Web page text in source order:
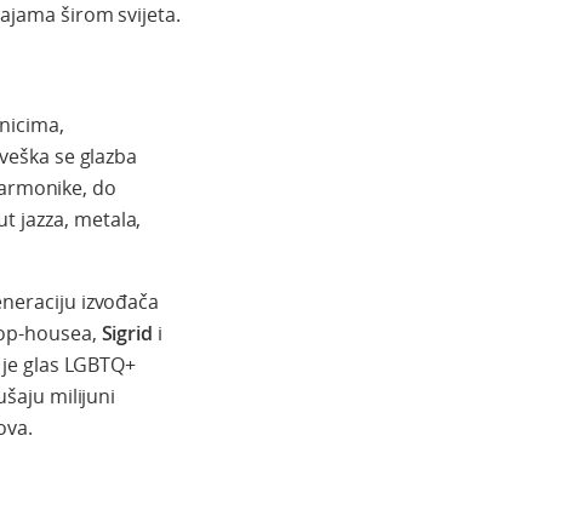
širom svijeta.
se glazba
do
jazza, metala,
izvođača
housea, Sigrid i
glas LGBTQ+
milijuni